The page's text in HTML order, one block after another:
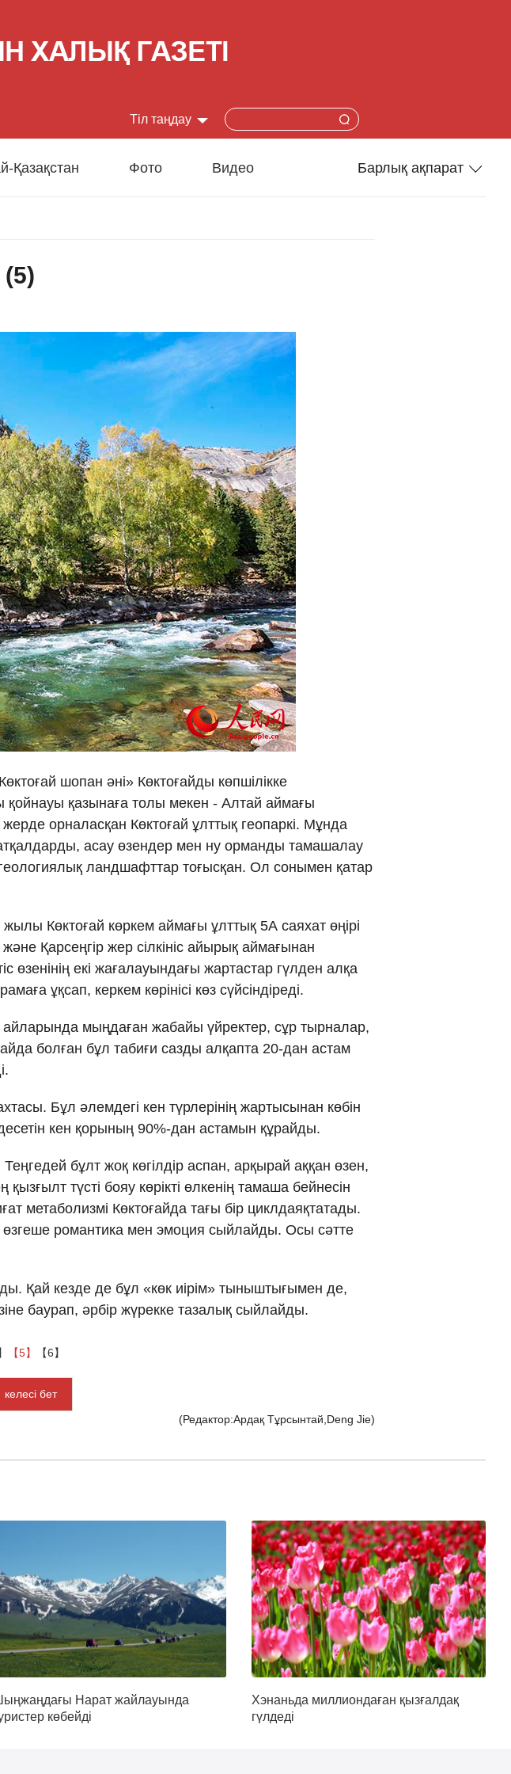
Тіл таңдау
Русский
한국어
Deutsch
Português
Kiswahili
Italiano
Қазақ тілі
ภาษาไทย
Bahasa Melayu
Ελληνικά
Tiếng Việt
हिन्दी
Қазақстан Фото Видео Барлық ақпарат
шопан әні» Көктоғайды көпшілікке
қазынаға толы мекен - Алтай аймағы
орналасқан Көктоғай ұлттық геопаркі. Мұнда
асау өзендер мен ну орманды тамашалау
ландшафттар тоғысқан. Ол сонымен қатар
жылы Көктоғай көркем аймағы ұлттық 5А саяхат өңірі
Қарсеңгір жер сілкініс айырық аймағынан
өзенінің екі жағалауындағы жартастар гүлден алқа
ұқсап, керкем көрінісі көз сүйсіндіреді.
мыңдаған жабайы үйректер, сұр тырналар,
болған бұл табиғи сазды алқапта 20-дан астам
Бұл әлемдегі кен түрлерінің жартысынан көбін
кен қорының 90%-дан астамын құрайды.
бұлт жоқ көгілдір аспан, арқырай аққан өзен,
түсті бояу көрікті өлкенің тамаша бейнесін
метаболизмі Көктоғайда тағы бір циклдаяқтатады.
өзгеше романтика мен эмоция сыйлайды. Осы сәтте
Қай кезде де бұл «көк иірім» тыныштығымен де,
баурап, әрбір жүрекке тазалық сыйлайды.
【5】 【6】
келесі бет
(Редактор:Ардақ Тұрсынтай,Deng Jie)
Нарат жайлауында
көбейді
Хэнаньда миллиондаған қызғалдақ
гүлдеді